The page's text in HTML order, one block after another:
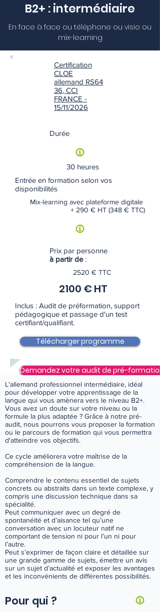
B2+ : intermédiaire
En face à face ou téléphone ou visio ou
mix-learning
Certification
CLOE
allemand RS64
36, CCI
FRANCE -
15/11/2026
Durée
30 heures
Entrée en formation selon vos
disponibilités
Mix-learning avec plateforme digitale
+ 290 € HT (348 € TTC)
Prix par personne
à partir de:
2520 € TTC
2100 € HT
Inclus : Audit de préformation, support
pédagogique et passage d'un test
certifiant/qualifiant.
Télécharger programme
Demandez votre audit de pré-formation
Gratuit et sans engagement
Cycle sur-mesure ou autre demande
Contactez-nous !
L'allemand professionnel intermédiaire, idéal
pour développer votre apprentissage de la
langue qui vous amènera vers le niveau B2+.
Vous avez un doute sur votre niveau ou la
formule la plus adaptée ? Grâce à notre pré-
audit, nous pourrons vous proposer la formation
ou le parcours de formation qui vous permettra
d'atteindre vos objectifs.
Ce cycle améliorera votre maîtrise de la
compréhension de la langue.
Comprendre le contenu essentiel de sujets
concrets ou abstraits dans un texte complexe, y
compris une discussion technique dans sa
spécialité.
Peut communiquer avec un degré de
spontanéité et d’aisance tel qu’une
conversation avec un locuteur natif ne
comportant de tension ni pour l’un ni pour
l’autre.
Peut s’exprimer de façon claire et détaillée sur
une grande gamme de sujets, émettre un avis
sur un sujet d’actualité et exposer les avantages
et les inconvénients de différentes possibilités.
Pour qui ?